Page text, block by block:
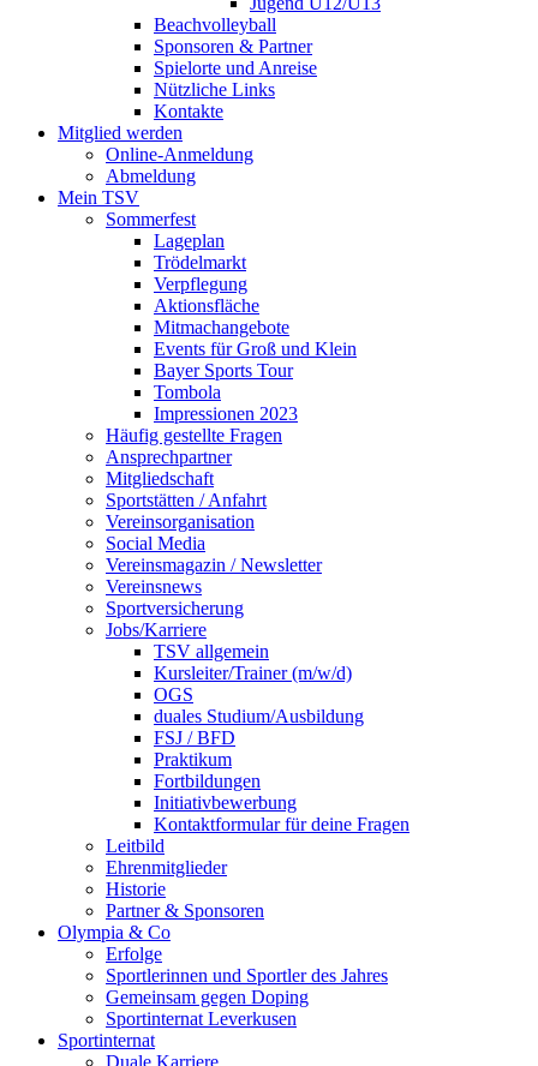
Beachvolleyball
Sponsoren & Partner
Spielorte und Anreise
Nützliche Links
Kontakte
Mitglied werden
Online-Anmeldung
Abmeldung
Mein TSV
Sommerfest
Lageplan
Trödelmarkt
Verpflegung
Aktionsfläche
Mitmachangebote
Events für Groß und Klein
Bayer Sports Tour
Tombola
Impressionen 2023
Häufig gestellte Fragen
Ansprechpartner
Mitgliedschaft
Sportstätten / Anfahrt
Vereinsorganisation
Social Media
Vereinsmagazin / Newsletter
Vereinsnews
Sportversicherung
Jobs/Karriere
TSV allgemein
Kursleiter/Trainer (m/w/d)
OGS
duales Studium/Ausbildung
FSJ / BFD
Praktikum
Fortbildungen
Initiativbewerbung
Kontaktformular für deine Fragen
Leitbild
Ehrenmitglieder
Historie
Partner & Sponsoren
Olympia & Co
Erfolge
Sportlerinnen und Sportler des Jahres
Gemeinsam gegen Doping
Sportinternat Leverkusen
Sportinternat
Duale Karriere